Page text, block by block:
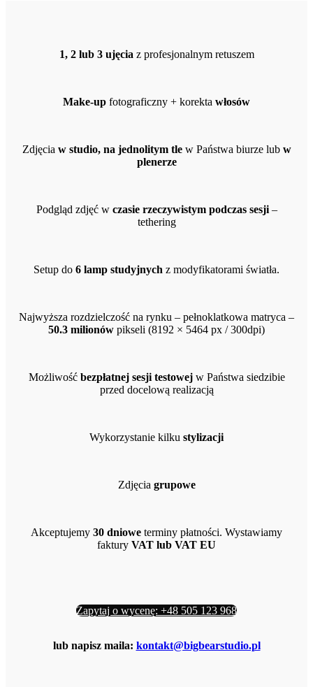
1, 2 lub 3 ujęciaz profesjonalnym retuszem
Make-up fotograficzny + korekta włosów
Zdjęcia w studio, na jednolitym tle w Państwa biurze lubw
plenerze
Podgląd zdjęć w czasie rzeczywistym podczas sesji–
tethering
Setup do 6 lamp studyjnych z modyfikatorami światła.
Najwyższa rozdzielczość na rynku – pełnoklatkowa matryca –
50.3 milionów pikseli (8192 × 5464 px / 300dpi)
Możliwość bezpłatnej sesji testowejw Państwa siedzibie
przed docelową realizacją
Wykorzystanie kilku stylizacji
Zdjęcia grupowe
Akceptujemy 30 dniowe terminy płatności. Wystawiamy
faktury VAT lub VAT EU
Zapytaj o wycenę: +48 505 123 968
lub napisz maila: kontakt@bigbearstudio.pl